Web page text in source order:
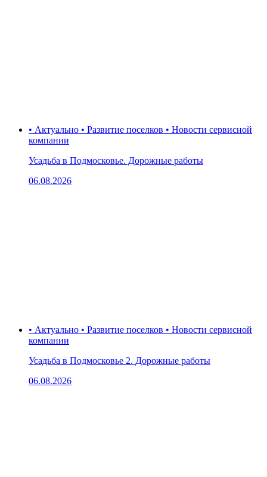
• Актуально • Развитие поселков • Новости сервисной
компании
Усадьба в Подмосковье. Дорожные работы
06.08.2026
• Актуально • Развитие поселков • Новости сервисной
компании
Усадьба в Подмосковье 2. Дорожные работы
06.08.2026